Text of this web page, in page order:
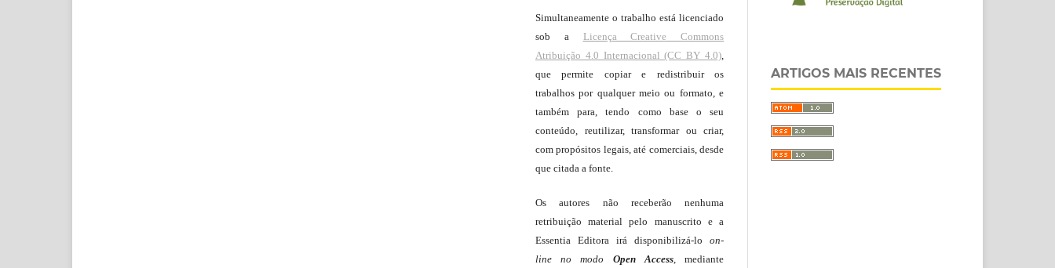
Simultaneamente o trabalho está licenciado
sob a Licença Creative Commons
Atribuição 4.0 Internacional (CC BY 4.0)
que permite copiar e redistribuir os
trabalhos por qualquer meio ou formato, e
também para, tendo como base o seu
conteúdo, reutilizar, transformar ou criar,
com propósitos legais, até comerciais, desde
que citada a fonte.
Os autores não receberão nenhuma
retribuição material pelo manuscrito e a
Essentia Editora irá disponibilizá-lo on-
line
no modo Open Access, mediante
ARTIGOS MAIS RECENTES